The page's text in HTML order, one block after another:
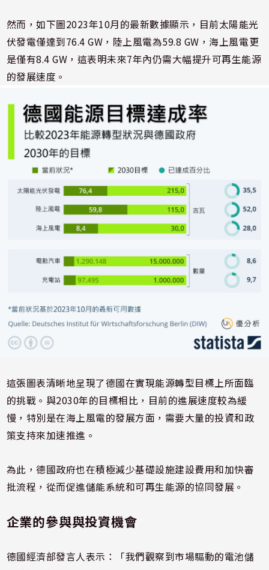
然而，如下圖2023年10月的最新數據顯示，目前太陽能光
伏發電僅達到76.4 GW，陸上風電為59.8 GW，海上風電更
是僅有8.4 GW，這表明未來7年內仍需大幅提升可再生能源
的發展速度。
這張圖表清晰地呈現了德國在實現能源轉型目標上所面臨
的挑戰。與2030年的目標相比，目前的進展速度較為緩
慢，特別是在海上風電的發展方面，需要大量的投資和政
策支持來加速推進。
為此，德國政府也在積極減少基礎設施建設費用和加快審
批流程，從而促進儲能系統和可再生能源的協同發展。
企業的參與與投資機會
德國經濟部發言人表示：「我們觀察到市場驅動的電池儲